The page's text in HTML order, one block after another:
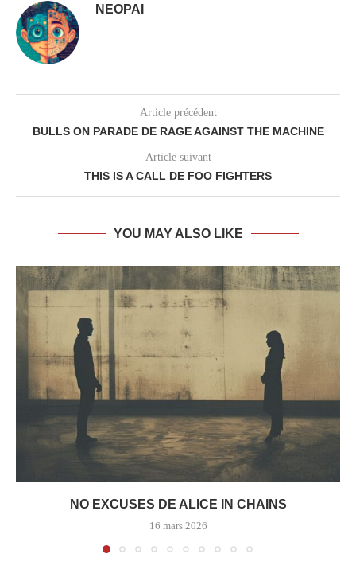
NEOPAI
Article précédent
BULLS ON PARADE DE RAGE AGAINST THE MACHINE
Article suivant
THIS IS A CALL DE FOO FIGHTERS
YOU MAY ALSO LIKE
NO EXCUSES DE ALICE IN CHAINS
16 mars 2026